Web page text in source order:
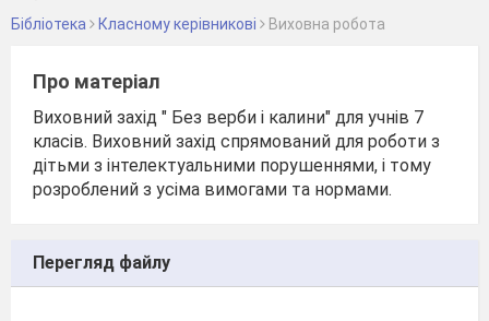
Бібліотека Класному керівникові Виховна робота
Про матеріал
Виховний захід " Без верби і калини" для учнів 7
класів. Виховний захід спрямований для роботи з
дітьми з інтелектуальними порушеннями, і тому
розроблений з усіма вимогами та нормами.
Перегляд файлу